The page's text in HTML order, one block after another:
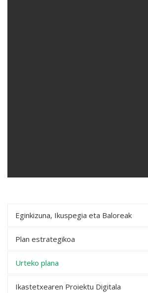
Eginkizuna, Ikuspegia eta Baloreak
Plan estrategikoa
Urteko plana
Ikastetxearen Proiektu Digitala